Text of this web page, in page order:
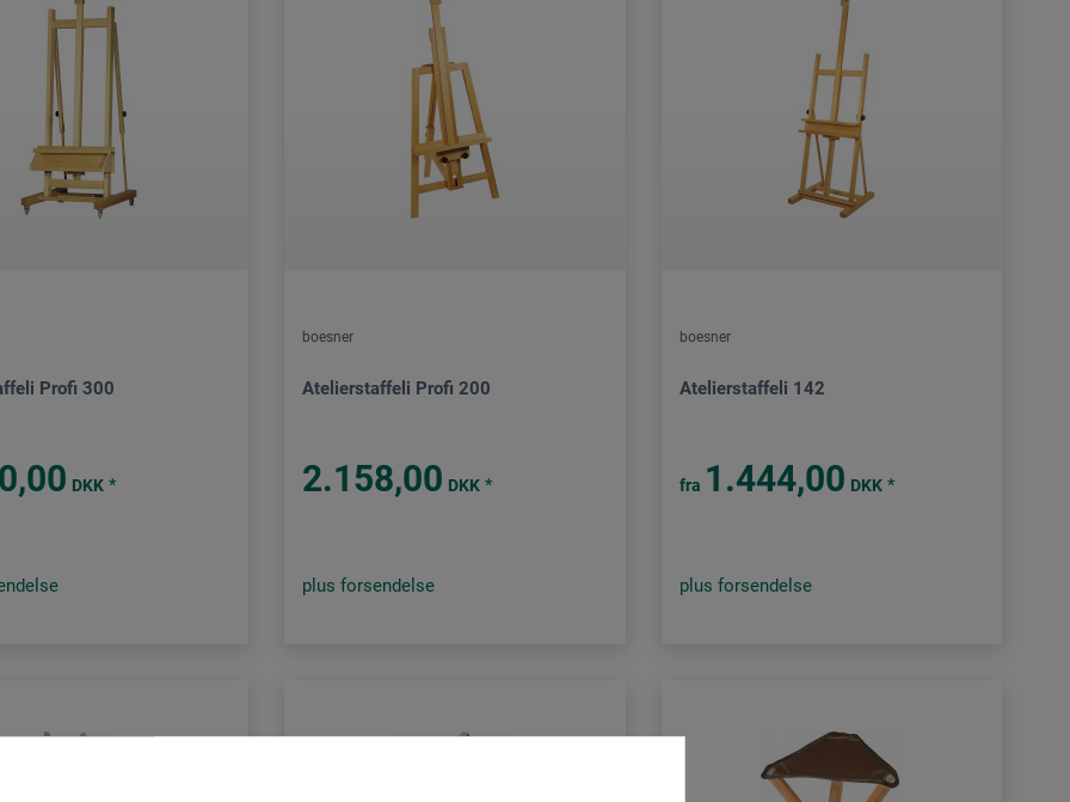
Profi 300
DKK *
boesner
Atelierstaffeli Profi 200
2.158,00 DKK *
plus forsendelse
boesner
Atelierstaffeli 142
fra 1.444,00 DKK *
plus forsendelse